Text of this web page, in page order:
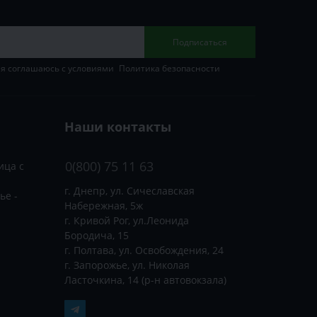
Подписаться
соглашаюсь с условиями Политика безопасности
с
-
Наши контакты
0(800) 75 11 63
г. Днепр, ул. Сичеславская
Набережная, 5ж
г. Кривой Рог, ул.Леонида
Бородича, 15
г. Полтава, ул. Освобождения, 24
г. Запорожье, ул. Николая
Ласточкина, 14 (р-н автовокзала)